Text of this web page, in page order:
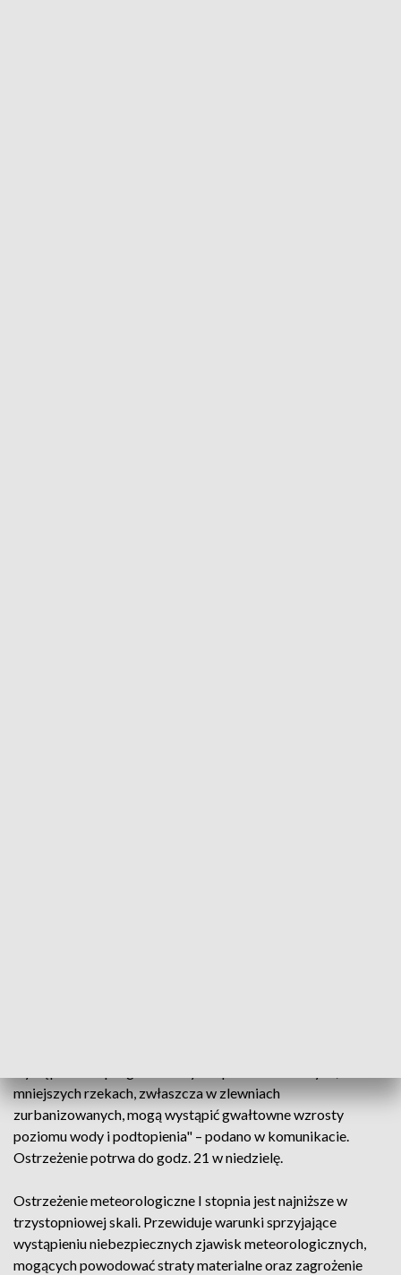
mniejszych rzekach, zwłaszcza w zlewniach
zurbanizowanych, mogą wystąpić gwałtowne wzrosty
poziomu wody i podtopienia" – podano w komunikacie.
Ostrzeżenie potrwa do godz. 21 w niedzielę.
Ostrzeżenie meteorologiczne I stopnia jest najniższe w
trzystopniowej skali. Przewiduje warunki sprzyjające
wystąpieniu niebezpiecznych zjawisk meteorologicznych,
mogących powodować straty materialne oraz zagrożenie